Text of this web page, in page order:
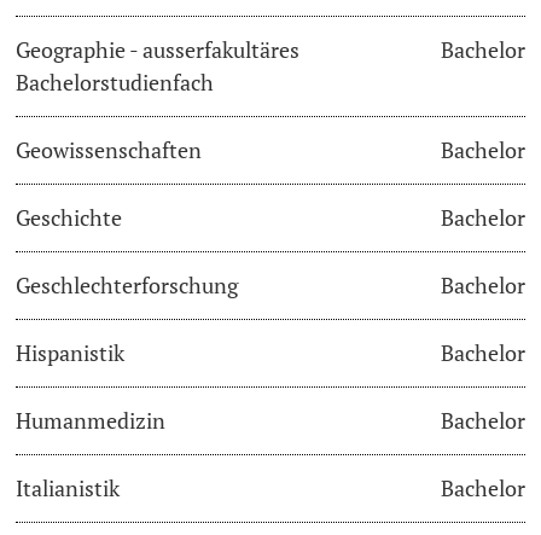
Student Life
Beratung & Support
Studienberatung
Studienfinanzierung
Berufseinstieg & Laufbahnberatung
Soziales & Gesundheit
Geographie - ausserfakultäres
Bachelorstudienfach
Bachelor
Geowissenschaften Bachelor
Geschichte Bachelor
Geschlechterforschung Bachelor
Hispanistik Bachelor
Humanmedizin Bachelor
Italianistik Bachelor